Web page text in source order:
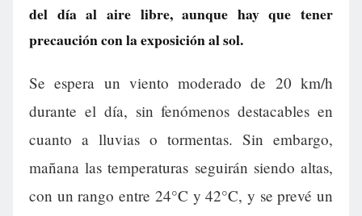
del día al aire libre, aunque hay que tener
precaución con la exposición al sol.
Se espera un viento moderado de 20 km/h
durante el día, sin fenómenos destacables en
cuanto a lluvias o tormentas. Sin embargo,
mañana las temperaturas seguirán siendo altas,
con un rango entre 24°C y 42°C, y se prevé un